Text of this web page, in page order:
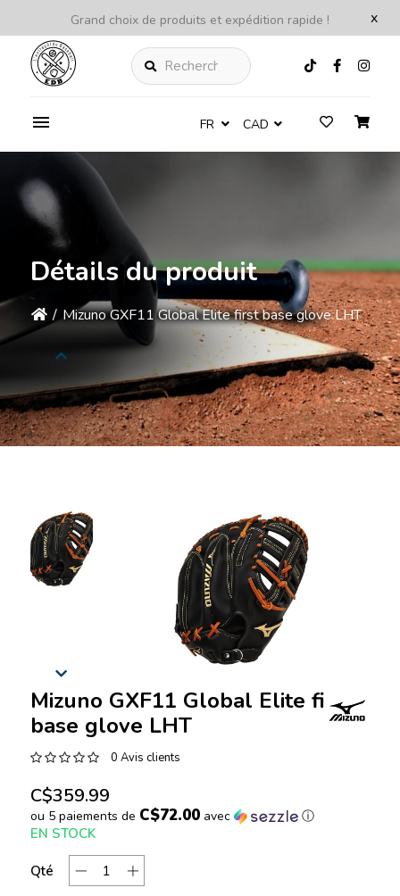
x
Grand choix de produits et expédition rapide !
Rechercher
FR CAD
Détails du produit
/ Mizuno GXF11 Global Elite first base glove LHT
Mizuno GXF11 Global Elite first
base glove LHT
0 Avis clients
C$359.99
ou 5 paiements de C$72.00avec ⓘ
EN STOCK
Qté